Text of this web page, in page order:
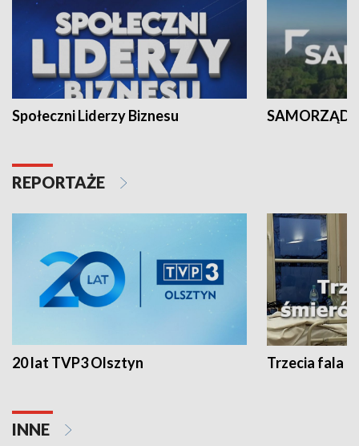
Społeczni Liderzy Biznesu SAMORZĄD
REPORTAŻE
20 lat TVP3 Olsztyn Trzecia fala -
INNE